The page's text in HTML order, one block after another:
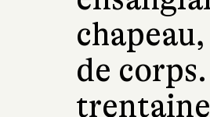
de
trentaine